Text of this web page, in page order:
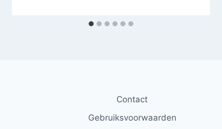
Contact
Gebruiksvoorwaarden